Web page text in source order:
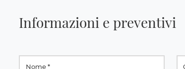
Informazioni e preventivi